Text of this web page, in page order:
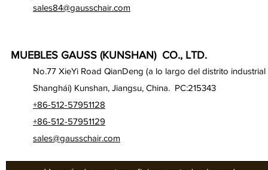
sales84@gausschair.com
MUEBLES GAUSS (KUNSHAN) CO., LTD.
No.77 XieYi Road QianDeng (a lo largo del distrito industrial
Shanghái) Kunshan, Jiangsu, China. PC:215343
+86-512-57951128
+86-512-57951129
sales@gausschair.com